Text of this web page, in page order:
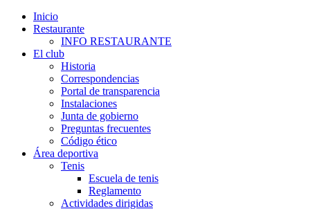
Inicio
Restaurante
INFO RESTAURANTE
El club
Historia
Correspondencias
Portal de transparencia
Instalaciones
Junta de gobierno
Preguntas frecuentes
Código ético
Área deportiva
Tenis
Escuela de tenis
Reglamento
Actividades dirigidas